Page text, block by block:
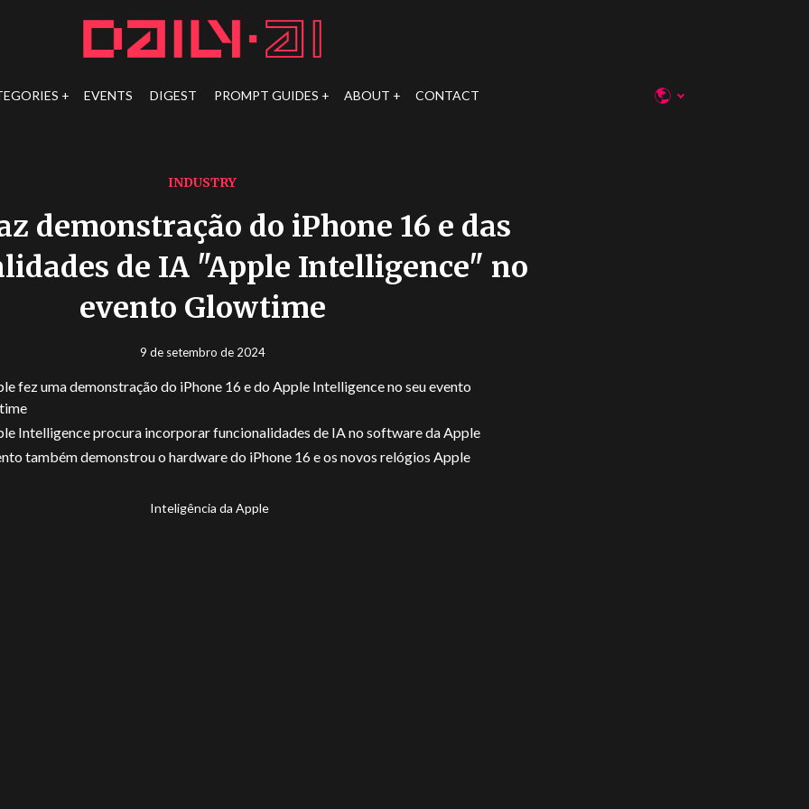
EVENTS DIGEST PROMPT GUIDES ABOUT CONTACT
INDUSTRY
demonstração do iPhone 16 e das
de IA "Apple Intelligence" no
evento Glowtime
9 de setembro de 2024
fez uma demonstração do iPhone 16 e do Apple Intelligence no seu evento
Intelligence procura incorporar funcionalidades de IA no software da Apple
também demonstrou o hardware do iPhone 16 e os novos relógios Apple